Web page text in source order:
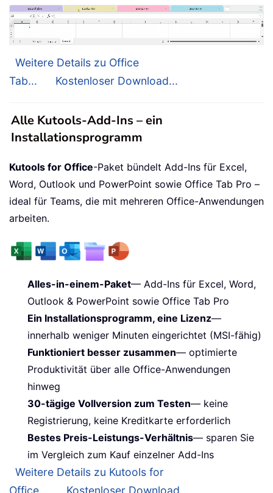
Weitere Details zu Office
Tab...
Kostenloser Download...
Alle Kutools-Add-Ins – ein
Installationsprogramm
Kutools for Office-Paket bündelt Add-Ins für Excel,
Word, Outlook und PowerPoint sowie Office Tab Pro –
ideal für Teams, die mit mehreren Office-Anwendungen
arbeiten.
Alles-in-einem-Paket— Add-Ins für Excel, Word,
Outlook & PowerPoint sowie Office Tab Pro
Ein Installationsprogramm, eine Lizenz—
innerhalb weniger Minuten eingerichtet (MSI-fähig)
Funktioniert besser zusammen— optimierte
Produktivität über alle Office-Anwendungen
hinweg
30-tägige Vollversion zum Testen— keine
Registrierung, keine Kreditkarte erforderlich
Bestes Preis-Leistungs-Verhältnis— sparen Sie
im Vergleich zum Kauf einzelner Add-Ins
Weitere Details zu Kutools for